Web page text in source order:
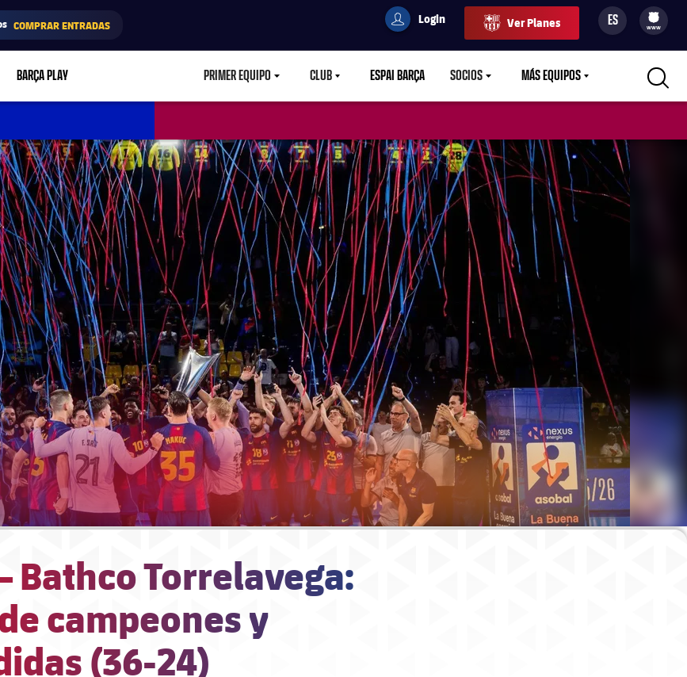
COMPRAR ENTRADAS userCulers
Login Ver Planes ES
filled-badge
www
BARÇA PLAY PRIMER EQUIPOLABEL.ARIA.CARETDOWN
CLUBLABEL.ARIA.CARETDOWN
ESPAI BARÇA SOCIOSLABEL.ARIA.CARETDOWN
MÁS EQUIPOSLABEL.ARIA.CARETDOWN
Bathco Torrelavega:
campeones y
(36-24)